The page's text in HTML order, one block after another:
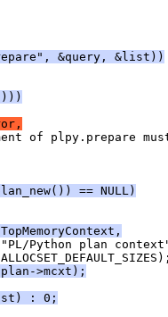
&query, &list))
of plpy.prepare
== NULL)
Python plan
>mcxt);
: 0;